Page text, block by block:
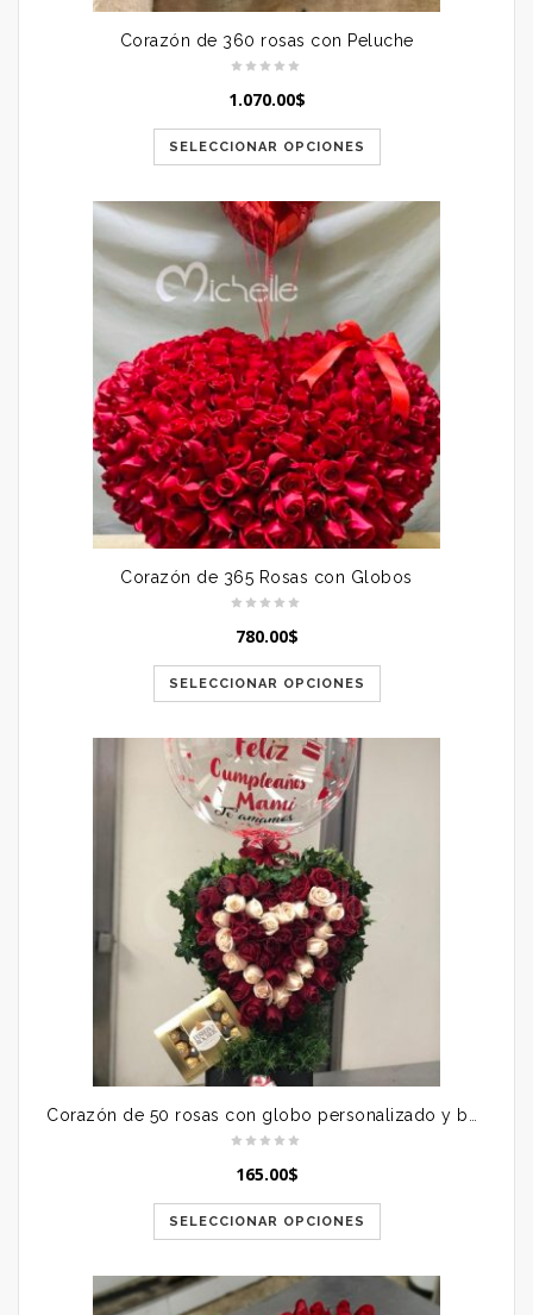
Corazón de 360 rosas con Peluche
1.070.00$
SELECCIONAR OPCIONES
Corazón de 365 Rosas con Globos
780.00$
SELECCIONAR OPCIONES
165.00$
SELECCIONAR OPCIONES